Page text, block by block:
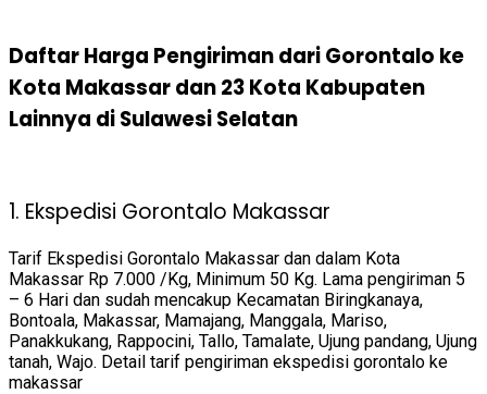
Daftar Harga Pengiriman dari Gorontalo ke
Kota Makassar dan 23 Kota Kabupaten
Lainnya di Sulawesi Selatan
1. Ekspedisi Gorontalo Makassar
Tarif Ekspedisi Gorontalo Makassar dan dalam Kota
Makassar Rp 7.000 /Kg, Minimum 50 Kg. Lama pengiriman 5
– 6 Hari dan sudah mencakup Kecamatan Biringkanaya,
Bontoala, Makassar, Mamajang, Manggala, Mariso,
Panakkukang, Rappocini, Tallo, Tamalate, Ujung pandang, Ujung
tanah, Wajo. Detail tarif pengiriman ekspedisi gorontalo ke
makassar